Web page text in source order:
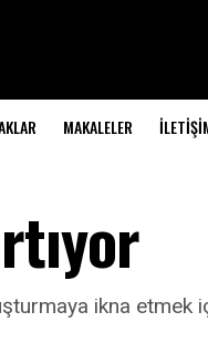
MAKALELER
ikna